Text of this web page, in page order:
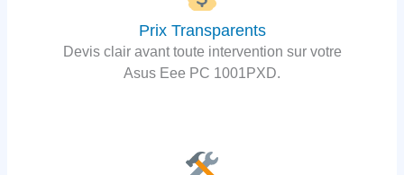
Prix Transparents
Devis clair avant toute intervention sur votre
Asus Eee PC 1001PXD.